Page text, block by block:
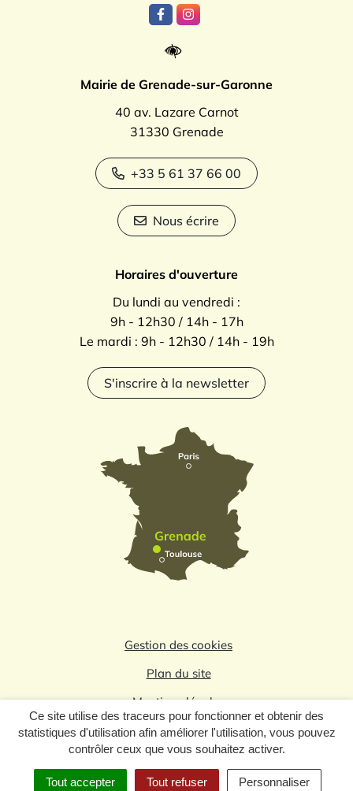
Ce site utilise des traceurs pour fonctionner et obtenir des
statistiques d'utilisation afin améliorer l'utilisation, vous pouvez
contrôler ceux que vous souhaitez activer.
Tout accepter Tout refuser Personnaliser
Logo du label
Lien vers le compte Facebook
Lien vers le compte
Mairie de Grenade-sur-Garonne
40 av. Lazare Carnot
31330 Grenade
+33 5 61 37 66 00
Nous écrire
Horaires d'ouverture
Du lundi au vendredi :
9h - 12h30 / 14h - 17h
Le mardi : 9h - 12h30 / 14h - 19h
S'inscrire à la newsletter
Gestion des cookies
Plan du site
Mentions légales
Politique de confidentialité